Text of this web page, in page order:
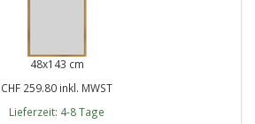
48x143 cm
CHF 259.80 inkl. MWST
Lieferzeit: 4-8 Tage